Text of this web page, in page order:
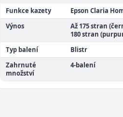
Funkce kazety
Epson Claria
Výnos
Až 175 stran
180 stran
Typ balení
Blistr
Zahrnuté
množství
4-balení